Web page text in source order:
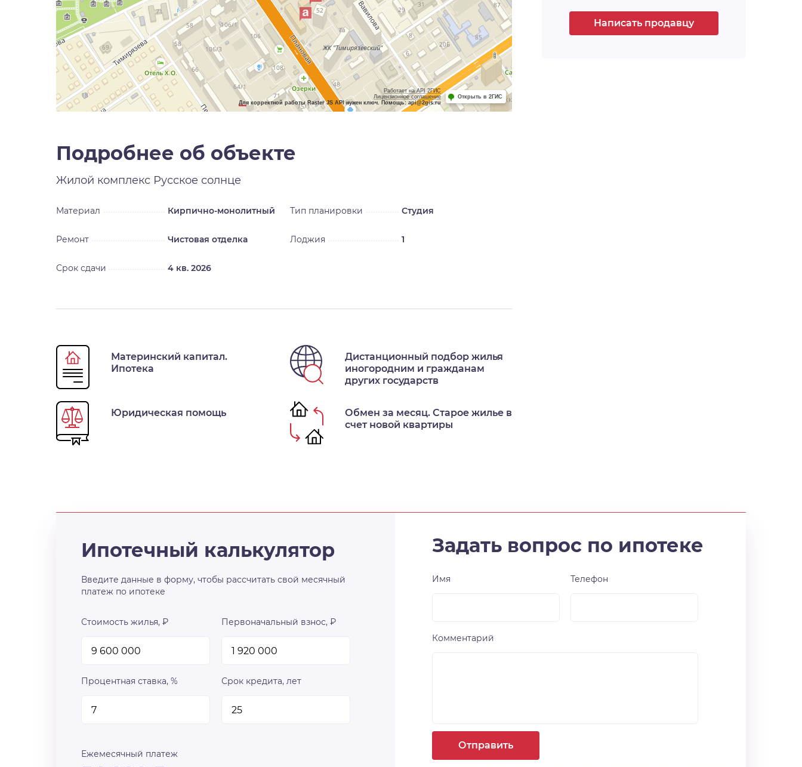
Работает на API 2ГИС
Лицензионное соглашение
Для корректной работы Raster JS API нужен ключ. Помощь: api@2gis.ru
Открыть в 2ГИС
Подробнее об объекте
Жилой комплекс Русское солнце
Материал Кирпично-монолитный Тип планировки Студия
Ремонт Чистовая отделка Лоджия 1
Срок сдачи 4 кв. 2026
Материнский капитал.
Ипотека
Дистанционный подбор жилья
иногородним и гражданам
других государств
Юридическая помощь
Обмен за месяц. Старое жилье в
счет новой квартиры
имя и свой характер. Например, 30-этажная
башня, вершина комплекса, станет высотной
доминантой всего района, а архитектурный
Написать продавцу
Ипотечный калькулятор
Введите данные в форму, чтобы рассчитать свой месячный
платеж по ипотеке
Стоимость жилья, ₽ Первоначальный взнос, ₽
Процентная ставка, % Срок кредита, лет
Ежемесячный платеж
Задать вопрос по ипотеке
Имя Телефон
Комментарий
Отправить